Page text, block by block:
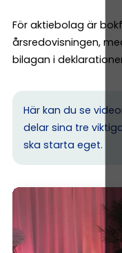
För aktiebolag är
årsredovisningen,
bilagan i
Här kan du se
delar sina tre
ska starta eget.